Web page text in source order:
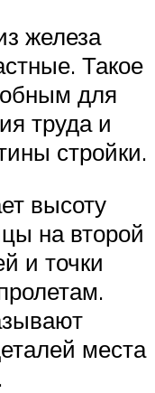
железа
Такое
для
труда и
стройки.
высоту
на второй
и точки
места